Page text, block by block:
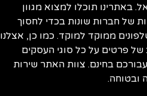
באתרינו תוכלו למצוא מגוון
של חברות שונות בכדי לחסוך
ממוקד למוקד. כמו כן, אצלנו
פרטים על כל סוגי העסקים
בחינם. צוות האתר שירות